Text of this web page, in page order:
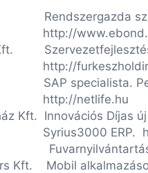
specialista.
Kft. Innovációs Díjas
ERP. http://
Kft. Mobil